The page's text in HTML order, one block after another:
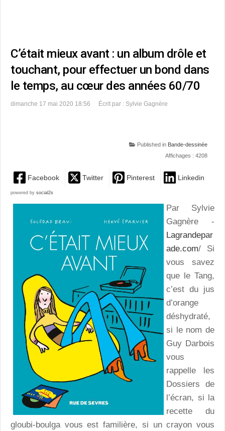
C’était mieux avant : un album drôle et
touchant, pour effectuer un bond dans
le temps, au cœur des années 60/70
dimanche 17 mai 2020 18:56 Écrit par : Sylvie Gagnère
Published in Bande-dessinée
Affichages : 4208
Facebook Twitter Pinterest Linkedin
powered by social2s
Par Sylvie
Gagnère -
Lagrandepar
ade.com/ Si
vous savez
que le Tang,
c’est du jus
d’orange
déshydraté,
si le nom de
Guy Darbois
vous
rappelle les
Dossiers de
l’écran, si la
recette du
gloubi-boulga vous est familière, si un crayon vous